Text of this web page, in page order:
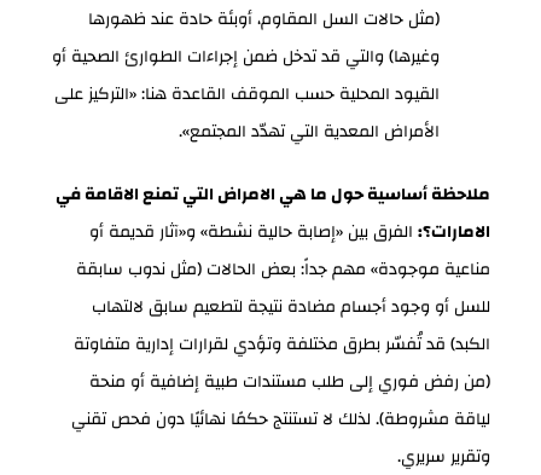
(مثل حالات السل المقاوم، أوبئة حادة عند ظهورها
وغيرها) والتي قد تدخل ضمن إجراءات الطوارئ الصحية أو
القيود المحلية حسب الموقف القاعدة هنا: «التركيز على
الأمراض المعدية التي تهدّد المجتمع».
ملاحظة أساسية حول ما هي الامراض التي تمنع الاقامة في
الامارات؟:الفرق بين «إصابة حالية نشطة» و«آثار قديمة أو
مناعية موجودة» مهم جداً: بعض الحالات (مثل ندوب سابقة
للسل أو وجود أجسام مضادة نتيجة لتطعيم سابق لالتهاب
الكبد) قد تُفسّر بطرق مختلفة وتؤدي لقرارات إدارية متفاوتة
(من رفض فوري إلى طلب مستندات طبية إضافية أو منحة
لياقة مشروطة). لذلك لا تستنتج حكمًا نهائيًا دون فحص تقني
وتقرير سريري.